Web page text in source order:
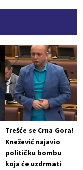
Trešće se Crna Gora!
Knežević najavio
političku bombu
koja će uzdrmati